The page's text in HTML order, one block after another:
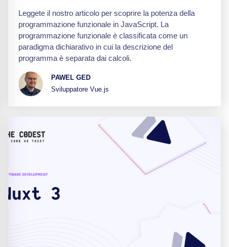
Leggete il nostro articolo per scoprire la potenza della
programmazione funzionale in JavaScript. La
programmazione funzionale è classificata come un
paradigma dichiarativo in cui la descrizione del
programma è separata dai calcoli.
PAWEL GED
Sviluppatore Vue.js